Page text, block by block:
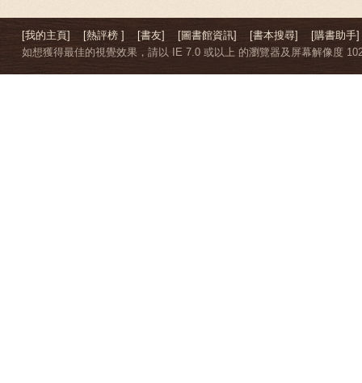
[我的主頁] [熱評榜 ] [書友] [圖書館資訊] [書本搜尋]
[購書助手]
如想獲得最佳的視覺效果，請以 IE 7.0 或以上 的瀏覽器及屏幕解像度